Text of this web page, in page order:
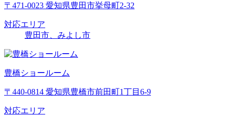
〒471-0023 愛知県豊田市挙母町2-32
対応エリア
豊田市、みよし市
豊橋ショールーム
〒440-0814 愛知県豊橋市前田町1丁目6-9
対応エリア